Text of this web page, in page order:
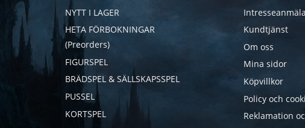
NYTT I LAGER
HETA FÖRBOKNINGAR
(Preorders)
FIGURSPEL
BRÄDSPEL & SÄLLSKAPSSPEL
PUSSEL
KORTSPEL
Kundtjänst
Om oss
Mina sidor
Köpvillkor
Policy och
Reklamation